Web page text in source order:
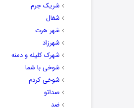
شریک جرم
شغال
شهر هرت
شهرزاد
شهرک کلیله و دمنه
شوخی با شما
شوخی کردم
صداتو
ضد